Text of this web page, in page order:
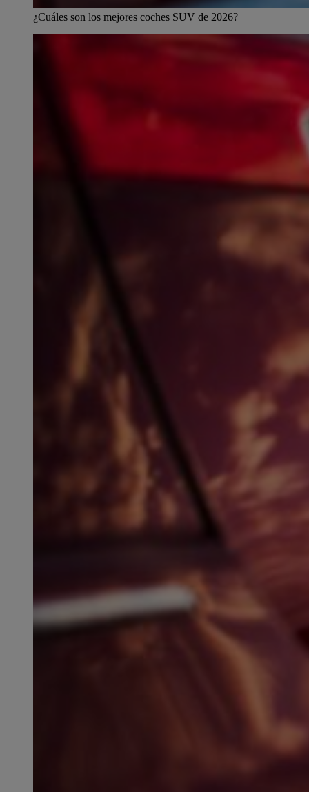
¿Cuáles son los mejores coches SUV de 2026?